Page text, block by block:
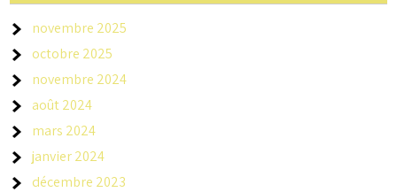
novembre 2025
octobre 2025
novembre 2024
août 2024
mars 2024
janvier 2024
décembre 2023